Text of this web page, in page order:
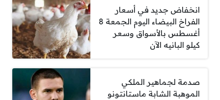
انخفاض جديد في أسعار
الفراخ البيضاء اليوم الجمعة 8
أغسطس بالأسواق وسعر
كيلو البانيه الآن
صدمة لجماهير الملكي
الموهبة الشابة ماستانتونو